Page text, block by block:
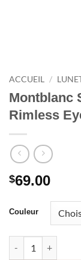
ACCUEIL /
Montblanc
Rimless
$69.00
Couleur